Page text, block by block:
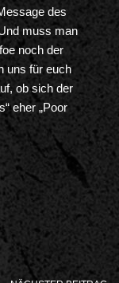
des
muss man
noch der
uns für euch
ob sich der
eher „Poor